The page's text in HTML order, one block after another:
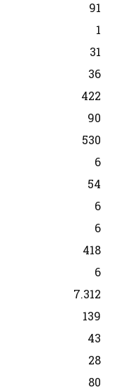
91
1
31
36
422
90
530
6
54
6
6
418
6
7.312
139
43
28
80